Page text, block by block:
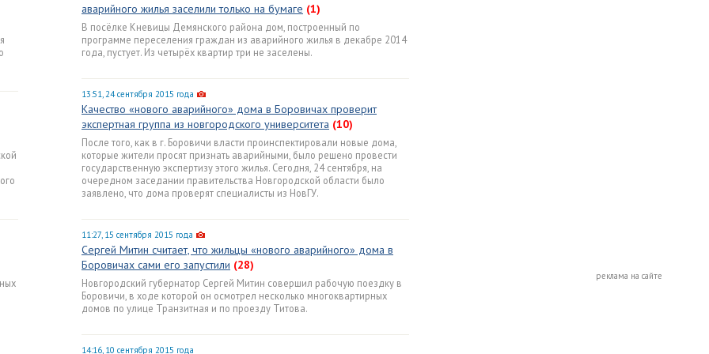
аварийного жилья заселили только на бумаге (1)
В посёлке Кневицы Демянского района дом, построенный по
программе переселения граждан из аварийного жилья в декабре 2014
года, пустует. Из четырёх квартир три не заселены.
13:51, 24 сентября 2015 года
Качество «нового аварийного» дома в Боровичах проверит
экспертная группа из новгородского университета (10)
После того, как в г. Боровичи власти проинспектировали новые дома,
которые жители просят признать аварийными, было решено провести
государственную экспертизу этого жилья. Сегодня, 24 сентября, на
очередном заседании правительства Новгородской области было
заявлено, что дома проверят специалисты из НовГУ.
11:27, 15 сентября 2015 года
Сергей Митин считает, что жильцы «нового аварийного» дома в
Боровичах сами его запустили (28)
Новгородский губернатор Сергей Митин совершил рабочую поездку в
Боровичи, в ходе которой он осмотрел несколько многоквартирных
домов по улице Транзитная и по проезду Титова.
14:16, 10 сентября 2015 года
реклама на сайте